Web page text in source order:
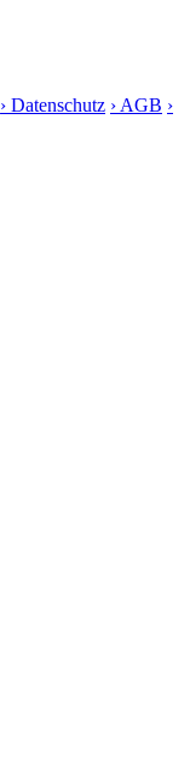
› Datenschutz › AGB ›